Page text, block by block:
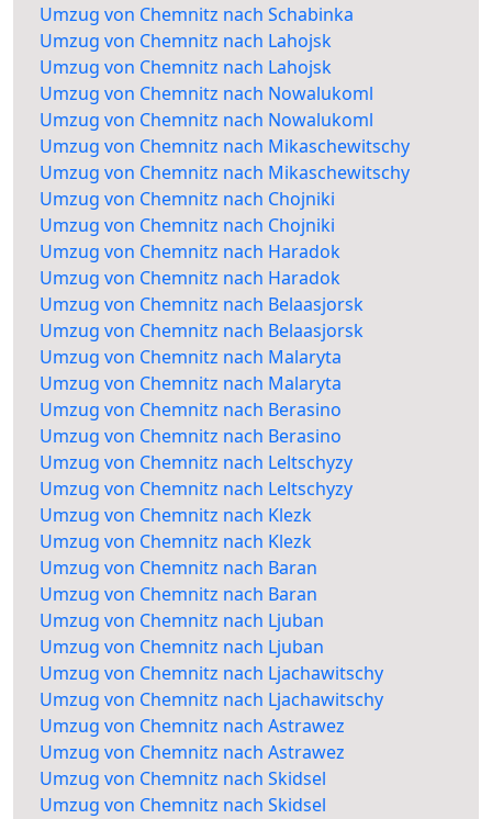
Umzug von Chemnitz nach Schabinka
Umzug von Chemnitz nach Lahojsk
Umzug von Chemnitz nach Lahojsk
Umzug von Chemnitz nach Nowalukoml
Umzug von Chemnitz nach Nowalukoml
Umzug von Chemnitz nach Mikaschewitschy
Umzug von Chemnitz nach Mikaschewitschy
Umzug von Chemnitz nach Chojniki
Umzug von Chemnitz nach Chojniki
Umzug von Chemnitz nach Haradok
Umzug von Chemnitz nach Haradok
Umzug von Chemnitz nach Belaasjorsk
Umzug von Chemnitz nach Belaasjorsk
Umzug von Chemnitz nach Malaryta
Umzug von Chemnitz nach Malaryta
Umzug von Chemnitz nach Berasino
Umzug von Chemnitz nach Berasino
Umzug von Chemnitz nach Leltschyzy
Umzug von Chemnitz nach Leltschyzy
Umzug von Chemnitz nach Klezk
Umzug von Chemnitz nach Klezk
Umzug von Chemnitz nach Baran
Umzug von Chemnitz nach Baran
Umzug von Chemnitz nach Ljuban
Umzug von Chemnitz nach Ljuban
Umzug von Chemnitz nach Ljachawitschy
Umzug von Chemnitz nach Ljachawitschy
Umzug von Chemnitz nach Astrawez
Umzug von Chemnitz nach Astrawez
Umzug von Chemnitz nach Skidsel
Umzug von Chemnitz nach Skidsel